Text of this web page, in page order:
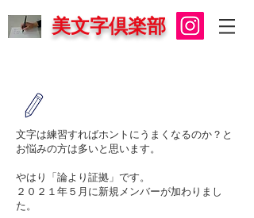
美文字倶楽部
文字は練習すればホントにうまくなるのか？と
お悩みの方は多いと思います。
やはり「論より証拠」です。
２０２１年５月に新規メンバーが加わりまし
た。